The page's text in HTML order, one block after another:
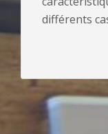
différents